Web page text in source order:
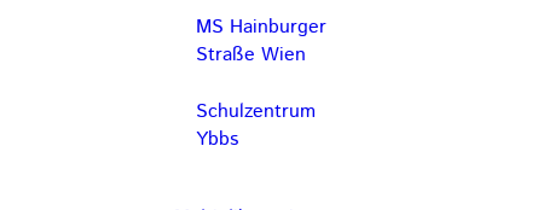
MS Hainburger
Straße Wien
Schulzentrum
Ybbs